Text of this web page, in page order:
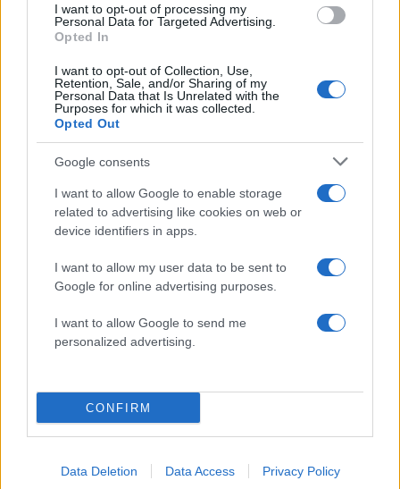
I want to opt-out of processing my
Personal Data for Targeted Advertising.
Opted In
I want to opt-out of Collection, Use,
Retention, Sale, and/or Sharing of my
Personal Data that Is Unrelated with the
Purposes for which it was collected.
Opted Out
Google consents
I want to allow Google to enable storage
related to advertising like cookies on web or
device identifiers in apps.
I want to allow my user data to be sent to
Google for online advertising purposes.
I want to allow Google to send me
personalized advertising.
CONFIRM
Data Deletion Data Access Privacy Policy
την απόπειρα αυτοκτονίας
News
Η μικρή Σμαράγδα Καρύδη μελετά κιθάρα
07.01.2015
Το συγκινητικό μήνυμα του Ντίνου
Καρύδη για τα γενέθλια της κόρης του!